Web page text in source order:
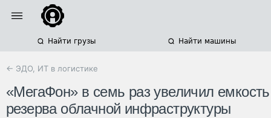
Найти грузы Найти машины
← ЭДО, ИТ в логистике
«МегаФон» в семь раз увеличил емкость
резерва облачной инфраструктуры